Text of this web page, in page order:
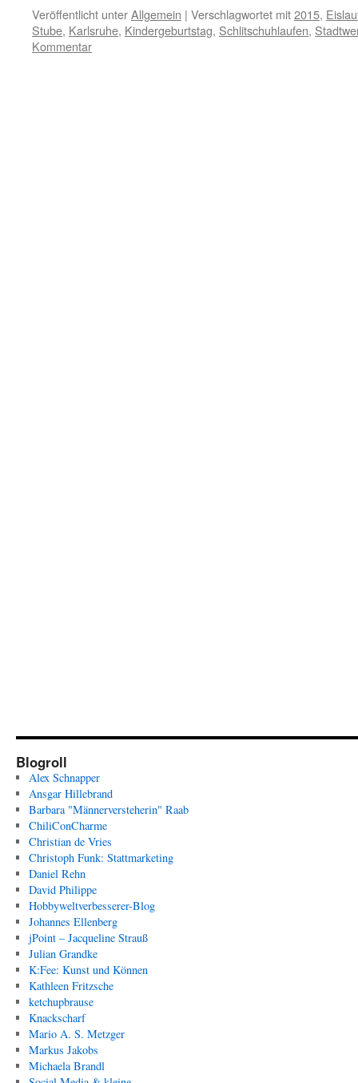
Veröffentlicht unterAllgemein | Verschlagwortet mit2015,
Stube, Karlsruhe, Kindergeburtstag, Schlitschuhlaufen,
Kommentar
Blogroll
Alex Schnapper
Ansgar Hillebrand
Barbara "Männerversteherin" Raab
ChiliConCharme
Christian de Vries
Christoph Funk: Stattmarketing
Daniel Rehn
David Philippe
Hobbyweltverbesserer-Blog
Johannes Ellenberg
jPoint – Jacqueline Strauß
Julian Grandke
K:Fee: Kunst und Können
Kathleen Fritzsche
ketchupbrause
Knackscharf
Mario A. S. Metzger
Markus Jakobs
Michaela Brandl